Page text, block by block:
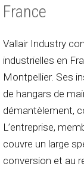
France
Vallair Industry
industrielles en
Montpellier. Ses
de hangars de
démantèlement,
L’entreprise,
couvre un large
conversion et au